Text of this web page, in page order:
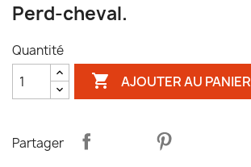
Perd-cheval.
Quantité
 AJOUTER AU PANIER
Partager